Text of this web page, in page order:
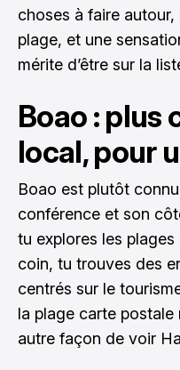
choses à faire
plage, et une
mérite d’être sur la
Boao : plus
local, pour
Boao est plutôt
conférence et son
tu explores les
coin, tu trouves des
centrés sur le
la plage carte postale
autre façon de voir